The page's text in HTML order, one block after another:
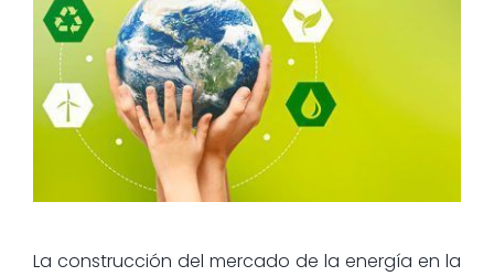
La construcción del mercado de la energía en la